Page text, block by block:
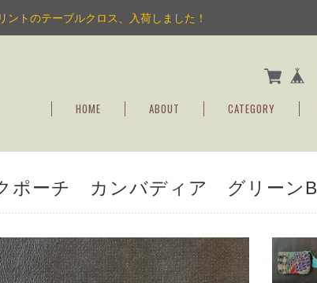
ントのテーブルクロス、入荷しました！
HOME ABOUT CATEGORY
ポーチ カンバディア グリーンB